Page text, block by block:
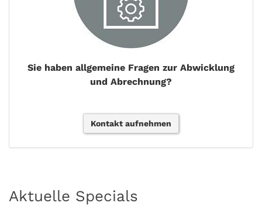
Sie haben allgemeine Fragen zur Abwicklung
und Abrechnung?
Kontakt aufnehmen
Aktuelle Specials